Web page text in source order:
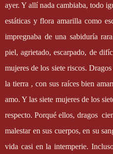
ayer. Y allí nada cambiaba, todo
estáticas y flora amarilla como
impregnaba de una sabiduría
piel, agrietado, escarpado, de
mujeres de los siete riscos.
la tierra , con sus raíces bien
amo. Y las siete mujeres de los
respecto. Porqué ellos, dragos
malestar en sus cuerpos, en su
vida casi en la intemperie.